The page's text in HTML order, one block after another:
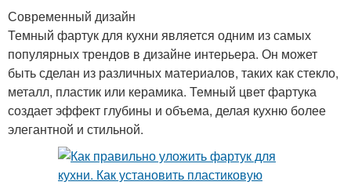
Современный дизайн
Темный фартук для кухни является одним из самых
популярных трендов в дизайне интерьера. Он может
быть сделан из различных материалов, таких как стекло,
металл, пластик или керамика. Темный цвет фартука
создает эффект глубины и объема, делая кухню более
элегантной и стильной.